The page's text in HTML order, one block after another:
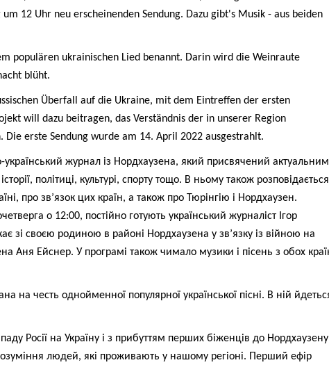
12 Uhr neu erscheinenden Sendung. Dazu gibt's Musik - aus beiden
populären ukrainischen Lied benannt. Darin wird die Weinraute
blüht.
Überfall auf die Ukraine, mit dem Eintreffen der ersten
will dazu beitragen, das Verständnis der in unserer Region
erste Sendung wurde am 14. April 2022 ausgestrahlt.
журнал із Нордхаузена, який присвячений актуальним
політиці, культурі, спорту тощо. В ньому також розповідається
про зв’язок цих країн, а також про Тюрінгію і Нордхаузен.
о 12:00, постійно готують український журналіст Ігор
зі своєю родиною в районі Нордхаузена у зв’язку із війною на
Аня Ейснер. У програмі також чимало музики і пісень з обох
на честь однойменної популярної української пісні. В ній
Росії на Україну і з прибуттям перших біженців до
людей, які проживають у нашому регіоні. Перший ефір